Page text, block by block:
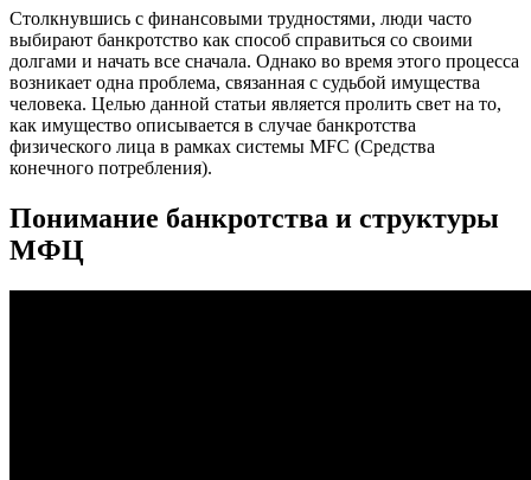
Столкнувшись с финансовыми трудностями, люди часто
выбирают банкротство как способ справиться со своими
долгами и начать все сначала. Однако во время этого процесса
возникает одна проблема, связанная с судьбой имущества
человека. Целью данной статьи является пролить свет на то,
как имущество описывается в случае банкротства
физического лица в рамках системы MFC (Средства
конечного потребления).
Понимание банкротства и структуры
МФЦ